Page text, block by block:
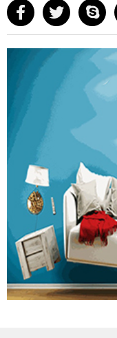
nhàng và êm ái
Ứng dụng:Lắp đặt
các chai lọ gia vị
Bảo hành:
24 tháng
Thương hiệu:
Grob
Nhập khẩu:
Grob Việt